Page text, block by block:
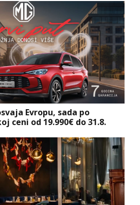
Evropu, sada po
ceni od 19.990€ do 31.8.